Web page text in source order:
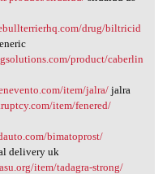
drug/biltricid
product/caberlin
item/jalra/jalra
item/fenered/
bimatoprost/
delivery uk
item/tadagra-strong/